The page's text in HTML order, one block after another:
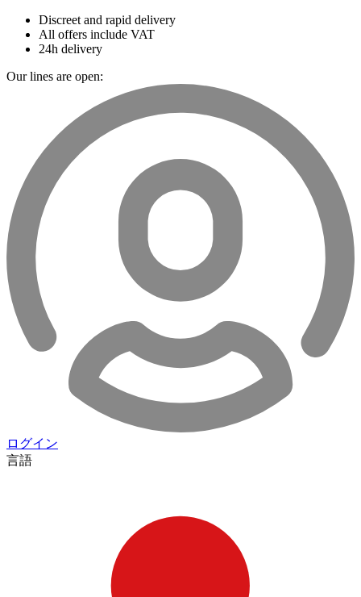
Discreet and rapid delivery
All offers include VAT
24h delivery
Our lines are open:
ログイン
言語